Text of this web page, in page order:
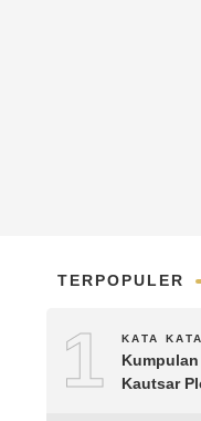
TERPOPULER
1 KATA
Kautsar